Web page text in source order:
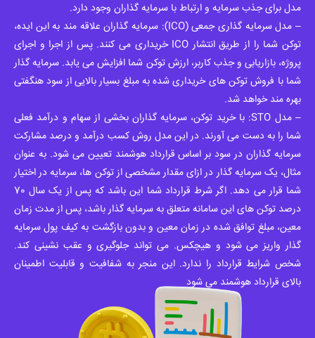
مدل برای جذب سرمایه و ارتباط با سرمایه گذاران وجود دارد.
– مدل سرمایه گذاری جمعی (ICO): سرمایه گذاران علاقه مند به این ایده،
توکن شما را از طریق انتشار ICO خریداری می کنند. پس از اجرا و اجرای
پروژه، بازاریابی و جذب کاربر، ارزش توکن شما افزایش می یابد. سرمایه گذار
شما با فروش توکن های خریداری شده به مبلغ بسیار بالایی از سود هنگفتی
بهره مند خواهد شد.
– مدل STO: با خرید توکن، سرمایه گذاران بخشی از سهام و درآمد فعلی
شما را به دست می آورند. در این مدل روش کسب درآمد و درصد مشارکت
سرمایه گذاران در سود بر اساس قرارداد هوشمند تعیین می شود. به عنوان
مثال، یک سرمایه گذار در ازای مقدار مشخصی از توکن ها، سرمایه در اختیار
شما قرار می دهد. اگر شرط قرارداد شما این باشد که پس از یک سال 70
درصد توکن های این سامانه متعلق به سرمایه گذار باشد، پس از مدت زمان
معین، مبلغ توافق شده در زمان معین و بدون بازگشت به کیف پول سرمایه
گذار واریز می شود و هیچکس. می تواند جلوگیری و عقب نشینی کند.
شخص شرایط قرارداد را ندارد. این منجر به شفافیت و قابلیت اطمینان
بالای قرارداد هوشمند می شود